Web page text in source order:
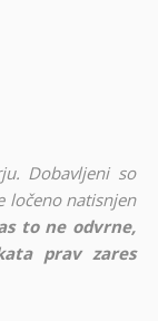
Dobavljeni so
ločeno natisnjen
to ne odvrne,
prav zares